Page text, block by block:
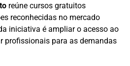
reúne cursos gratuitos
reconhecidas no mercado
iniciativa é ampliar o acesso ao
profissionais para as demandas